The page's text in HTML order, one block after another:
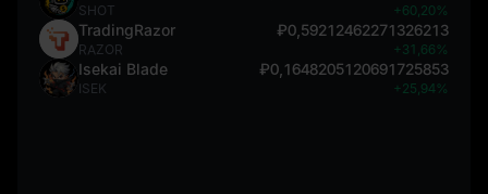
SHOT +60,20%
TradingRazor
RAZOR
₽0,59212462271326213
+31,66%
Isekai Blade
ISEK
₽0,1648205120691725853
+25,94%